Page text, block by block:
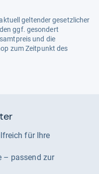
geltender gesetzlicher
ggf. gesondert
und die
zum Zeitpunkt des